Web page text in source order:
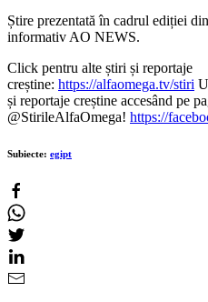
Știre prezentată în cadrul ediției
informativ AO NEWS.
Click pentru alte știri și reportaje
creștine: https://alfaomega.tv/stiri
și reportaje creștine accesând pe
@StirileAlfaOmega! https://
Subiecte: egipt